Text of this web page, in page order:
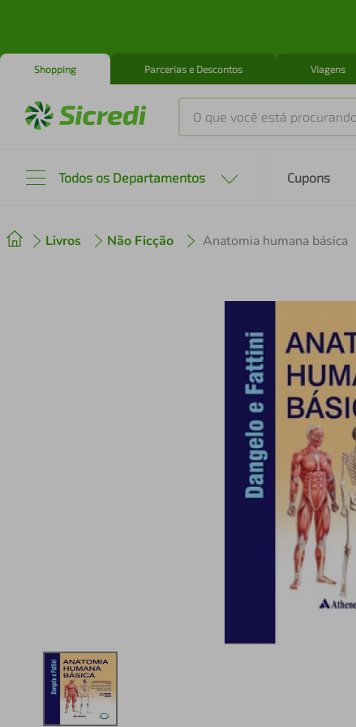
Shopping Parcerias e Descontos Viagens
O que você está procurando?
Todos os Departamentos Cupons
Livros Não Ficção Anatomia humana básica
2º cafeteira